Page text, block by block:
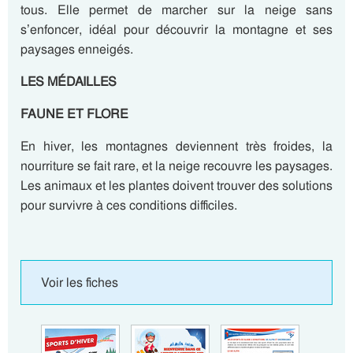
tous. Elle permet de marcher sur la neige sans
s’enfoncer, idéal pour découvrir la montagne et ses
paysages enneigés.
LES MÉDAILLES
FAUNE ET FLORE
En hiver, les montagnes deviennent très froides, la
nourriture se fait rare, et la neige recouvre les paysages.
Les animaux et les plantes doivent trouver des solutions
pour survivre à ces conditions difficiles.
Voir les fiches